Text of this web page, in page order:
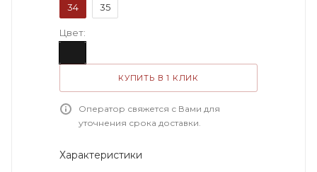
34
35
Цвет:
КУПИТЬ В 1 КЛИК
Оператор свяжется с Вами для
уточнения срока доставки.
Характеристики